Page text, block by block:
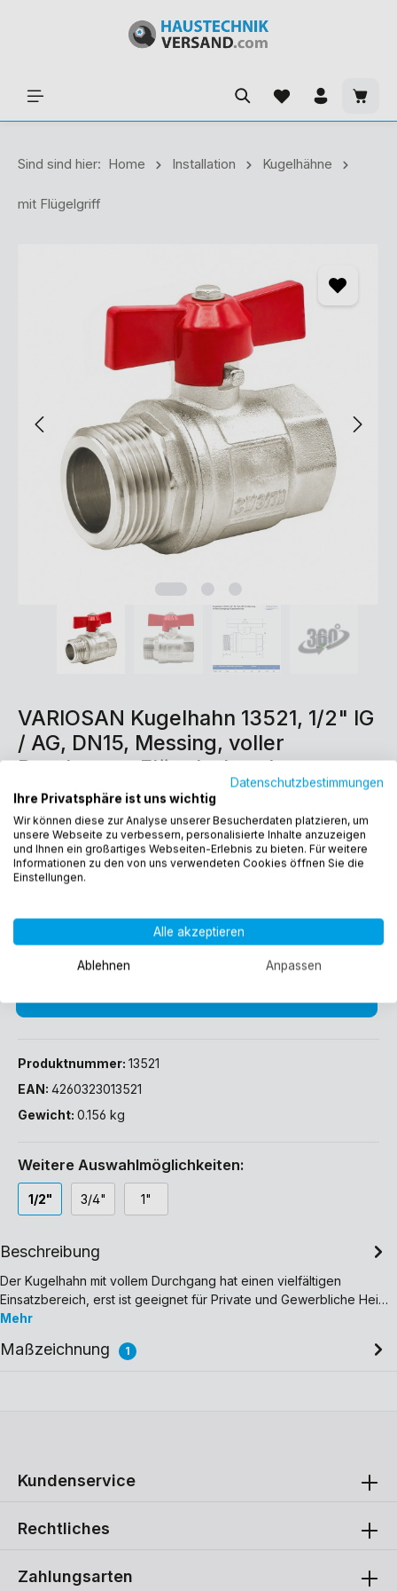
Sind sind hier: Home Installation Kugelhähne
mit Flügelgriff
VARIOSAN Kugelhahn 13521, 1/2" IG
/ AG, DN15, Messing, voller
Durchgang, Flügelschraube
5,70 €*
Preise inkl. MwSt. zzgl. Versandkosten
Sofort verfügbar, Lieferzeit: 1-3 Werktage (DE)
Produktnummer: 13521
EAN: 4260323013521
Gewicht: 0.156 kg
Weitere Auswahlmöglichkeiten:
1/2" 3/4" 1"
Beschreibung
Der Kugelhahn mit vollem Durchgang hat einen vielfältigen
Einsatzbereich, erst ist geeignet für Private und Gewerbliche Hei…
Mehr
Maßzeichnung 1
Zahlungsarten
Kundenservice
Rechtliches
Datenschutzbestimmungen
Ihre Privatsphäre ist uns wichtig
Wir können diese zur Analyse unserer Besucherdaten platzieren, um
unsere Webseite zu verbessern, personalisierte Inhalte anzuzeigen
und Ihnen ein großartiges Webseiten-Erlebnis zu bieten. Für weitere
Informationen zu den von uns verwendeten Cookies öffnen Sie die
Einstellungen.
Alle akzeptieren
Ablehnen Anpassen